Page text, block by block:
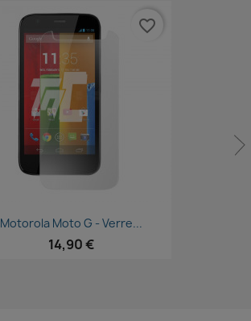
Aperçu rapide
Motorola Moto G - Verre...
14,90 €
favorite_border